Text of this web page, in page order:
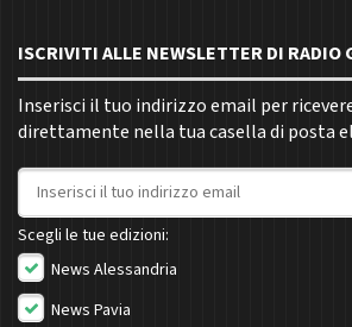
ISCRIVITI ALLE NEWSLETTER DI RADIO
Inserisci il tuo indirizzo email per
direttamente nella tua casella di posta
Indirizzo email
Scegli le tue edizioni:
News Alessandria
News Pavia